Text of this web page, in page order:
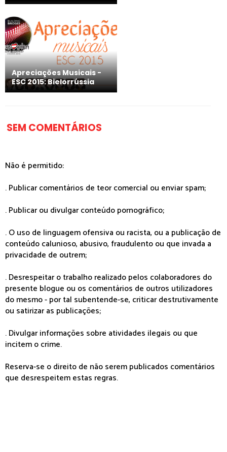
Apreciações Musicais -
ESC 2015: Bielorrússia
SEM COMENTÁRIOS
Não é permitido:
. Publicar comentários de teor comercial ou enviar spam;
. Publicar ou divulgar conteúdo pornográfico;
. O uso de linguagem ofensiva ou racista, ou a publicação de
conteúdo calunioso, abusivo, fraudulento ou que invada a
privacidade de outrem;
. Desrespeitar o trabalho realizado pelos colaboradores do
presente blogue ou os comentários de outros utilizadores
do mesmo - por tal subentende-se, criticar destrutivamente
ou satirizar as publicações;
. Divulgar informações sobre atividades ilegais ou que
incitem o crime.
Reserva-se o direito de não serem publicados comentários
que desrespeitem estas regras.